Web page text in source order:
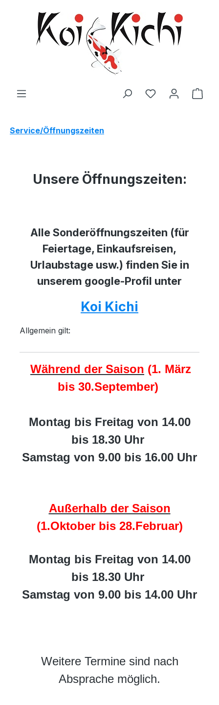
Zum Hauptinhalt springen
Service/Öffnungszeiten
Unsere Öffnungszeiten:
Alle Sonderöffnungszeiten (für
Feiertage, Einkaufsreisen,
Urlaubstage usw.) finden Sie in
unserem google-Profil unter
Koi Kichi
Allgemein gilt:
Während der Saison (1. März
bis 30.September)
Montag bis Freitag von 14.00
bis 18.30 Uhr
Samstag von 9.00 bis 16.00 Uhr
Außerhalb der Saison
(1.Oktober bis 28.Februar)
Montag bis Freitag von 14.00
bis 18.30 Uhr
Samstag von 9.00 bis 14.00 Uhr
Weitere Termine sind nach
Absprache möglich.